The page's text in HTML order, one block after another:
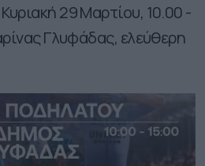
29 Μαρτίου, 10.00 -
Γλυφάδας, ελεύθερη